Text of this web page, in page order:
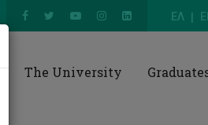
ΕΛ
The University